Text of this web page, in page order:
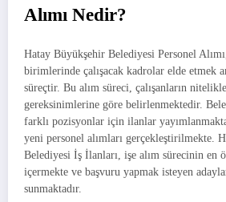
Alımı Nedir?
Hatay Büyükşehir Belediyesi Personel
birimlerinde çalışacak kadrolar elde etmek
süreçtir. Bu alım süreci, çalışanların
gereksinimlerine göre belirlenmektedir.
farklı pozisyonlar için ilanlar
yeni personel alımları gerçekleştirilmekte.
Belediyesi İş İlanları, işe alım sürecinin en
içermekte ve başvuru yapmak isteyen
sunmaktadır.